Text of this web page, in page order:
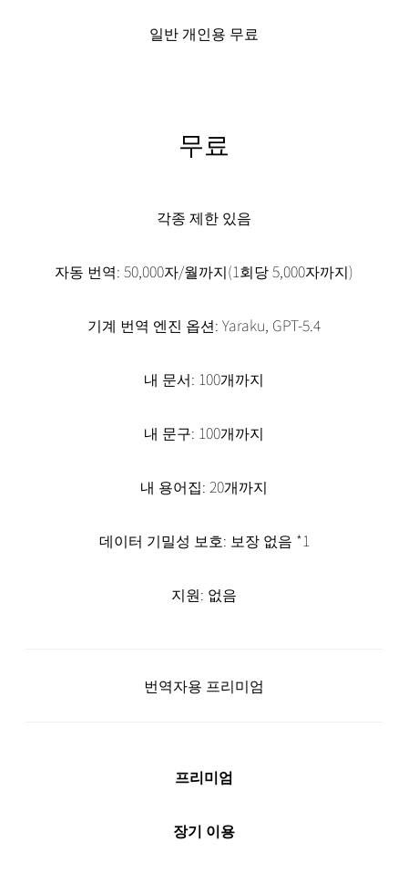
일반 개인용 무료
무료
각종 제한 있음
자동 번역: 50,000자/월까지(1회당 5,000자까지)
기계 번역 엔진 옵션: Yaraku, GPT-5.4
내 문서: 100개까지
내 문구: 100개까지
내 용어집: 20개까지
데이터 기밀성 보호: 보장 없음 *1
지원: 없음
번역자용 프리미엄
프리미엄
장기 이용